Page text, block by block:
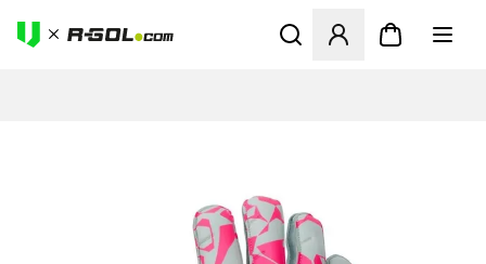
Odpre Modal za prijavo ali